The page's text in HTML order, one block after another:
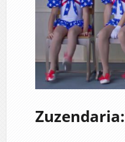
Zuzendaria: